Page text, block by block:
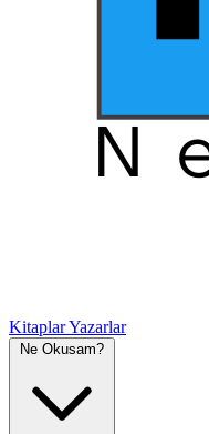
KitaplarYazarlar
Ne Okusam?